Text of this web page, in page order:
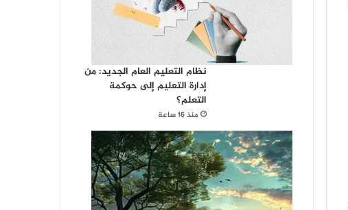
نظام التعليم العام الجديد: من
إدارة التعليم إلى حوكمة
التعلم؟
منذ 16 ساعة